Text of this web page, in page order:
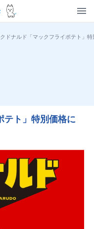
ドナルド「マックフライポテト」
テト」特別価格に